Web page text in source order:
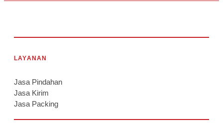
LAYANAN
Jasa Pindahan
Jasa Kirim
Jasa Packing